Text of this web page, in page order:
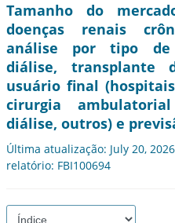
Tamanho do
doenças renais
análise por tipo de
diálise, transplante
usuário final
cirurgia
diálise, outros) e
Última atualização: July 20,
relatório: FBI100694